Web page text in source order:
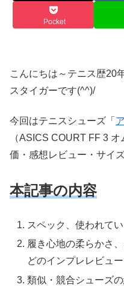
Pocket
こんにちは～テニス歴20
スタイガーです(^^)/
今回はテニスシューズ「
（ASICS COURT FF 3
価・感想レビュー・サイ
本記事の内容
スペック、使われて
履き心地の柔らかさ
どのインプレレビュー
類似・競合シューズ